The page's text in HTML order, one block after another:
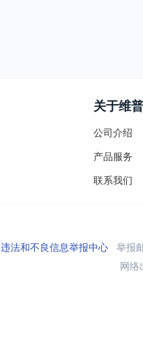
关于维普
公司介绍
产品服务
联系我们
违法和不良信息举报中心举报
网